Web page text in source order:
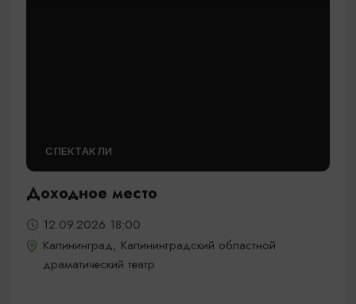
СПЕКТАКЛИ
Доходное место
12.09.2026 18:00
Калининград, Калининградский областной
драматический театр